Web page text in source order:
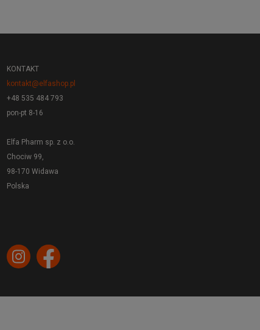
KONTAKT
kontakt@elfashop.pl
+48 535 484 793
pon-pt 8-16
Elfa Pharm sp. z o.o.
Chociw 99,
98-170 Widawa
Polska